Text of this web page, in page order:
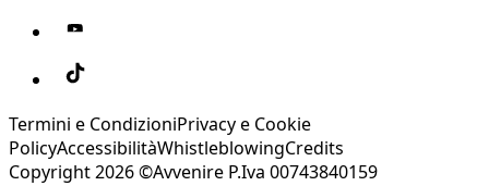
Termini e CondizioniPrivacy e Cookie
PolicyAccessibilitàWhistleblowingCredits
Copyright 2026 ©Avvenire P.Iva 00743840159